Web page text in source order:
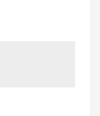
дизайн,